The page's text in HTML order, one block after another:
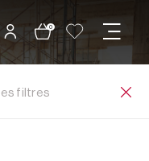
0
filtres